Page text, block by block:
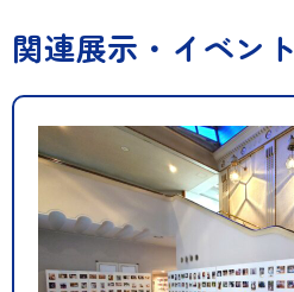
関連展示・イベント